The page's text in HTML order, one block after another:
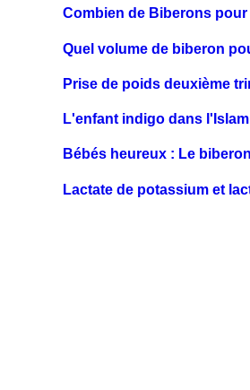
Combien de Biberons
Quel volume de biberon
Prise de poids deuxième
L'enfant indigo dans
Bébés heureux : Le
Lactate de potassium et